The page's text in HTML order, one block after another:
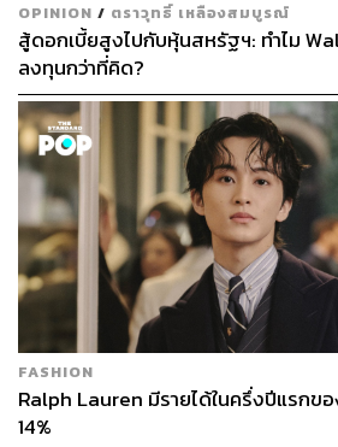
OPINION / ตราวุทธิ์ เหลืองสมบูรณ์
สู้ดอกเบี้ยสูงไปกับหุ้นสหรัฐฯ: ทำไม
ลงทุนกว่าที่คิด?
FASHION
Ralph Lauren มีรายได้ในครึ่งปีแรกข
14%